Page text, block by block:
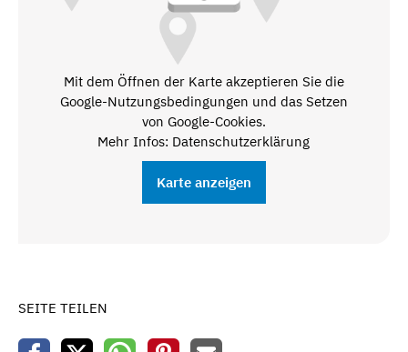
Mit dem Öffnen der Karte akzeptieren Sie die
Google-Nutzungsbedingungen und das Setzen
von Google-Cookies.
Mehr Infos: Datenschutzerklärung
Karte anzeigen
SEITE TEILEN